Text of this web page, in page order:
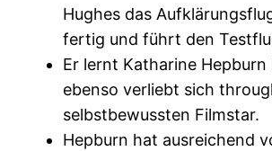
Hughes das
fertig und führt den
Er lernt Katharine Hepburn
ebenso verliebt sich
selbstbewussten Filmstar.
Hepburn hat ausreichend